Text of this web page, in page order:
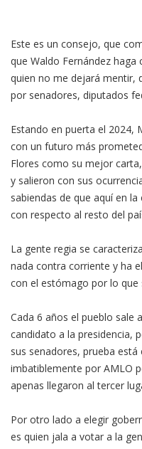
Este es un consejo, que
que Waldo Fernández haga
quien no me dejará mentir,
por senadores, diputados
Estando en puerta el 2024,
con un futuro más
Flores como su mejor
y salieron con sus
sabiendas de que aquí en
con respecto al resto del
La gente regia se
nada contra corriente y ha
con el estómago por lo que
Cada 6 años el pueblo sale
candidato a la presidencia,
sus senadores, prueba
imbatiblemente por AMLO
apenas llegaron al tercer
Por otro lado a elegir
es quien jala a votar a la